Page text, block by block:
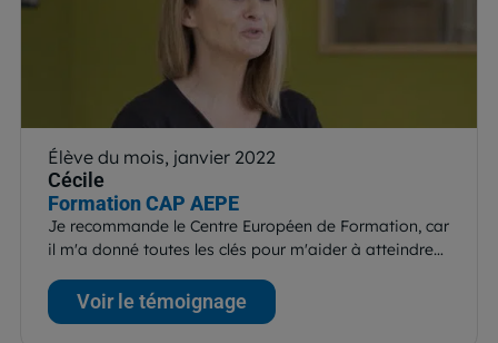
Élève du mois, janvier 2022
Cécile
Formation CAP AEPE
Je recommande le Centre Européen de Formation, car
il m'a donné toutes les clés pour m'aider à atteindre…
Voir le témoignage